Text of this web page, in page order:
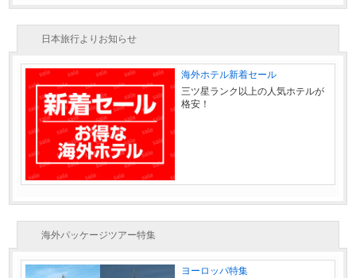
日本旅行よりお知らせ
海外ホテル新着セール
三ツ星ランク以上の人気ホテルが
格安！
海外パッケージツアー特集
ヨーロッパ特集